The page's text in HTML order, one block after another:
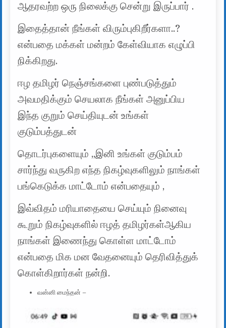
ஆதரவற்ற ஒரு நிலைக்கு சென்று இருப்பார் .
இதைத்தான் நீங்கள் விரும்புகிறீர்களா..?
என்பதை மக்கள் மன்றம் கேள்வியாக எழுப்பி
நிக்கிறது.
ஈழ தமிழர் நெஞ்சங்களை புண்படுத்தும்
அவமதிக்கும் செயலாக நீங்கள் அனுப்பிய
இந்த குறும் செய்தியுடன் உங்கள்
குடும்பத்துடன்
தொடர்புகளையும் ,,இனி உங்கள் குடும்பம்
சார்ந்து வருகிற எந்த நிகழ்வுகளிலும் நாங்கள்
பங்கெடுக்க மாட்டோம் என்பதையும் ,
இவ்விதம் மரியாதையை செய்யும் நினைவு
கூறும் நிகழ்வுகளில் ஈழத் தமிழர்கள்ஆகிய
நாங்கள் இணைந்து கொள்ள மாட்டோம்
என்பதை மிக மன வேதனையும் தெரிவித்துக்
கொள்கிறார்கள் நன்றி.
வன்னி மைந்தன் –